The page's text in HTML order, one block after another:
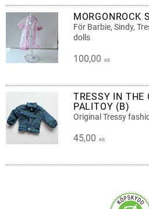
MORGONROCK
För Barbie, Sindy,
dolls
100,00 KR
TRESSY IN THE
PALITOY (B)
Original Tressy
45,00 KR